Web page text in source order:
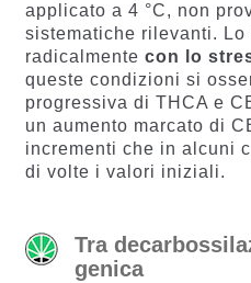
applicato a 4 °C, non
sistematiche rilevanti. Lo
radicalmente con lo
queste condizioni si
progressiva di THCA e
un aumento marcato di
incrementi che in alcuni
di volte i valori iniziali.
Tra
genica